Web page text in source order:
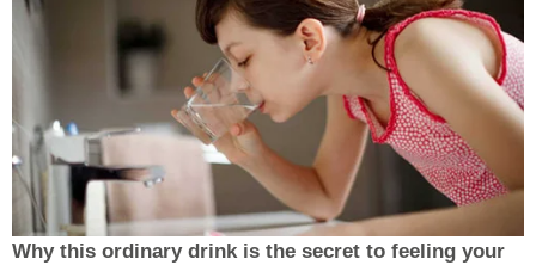
Why this ordinary drink is the secret to feeling your